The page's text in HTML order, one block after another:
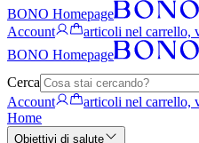
BONO Homepage
Account
articoli nel carrello,
BONO Homepage
Cerca
Account
articoli nel carrello,
Home
Obiettivi di salute